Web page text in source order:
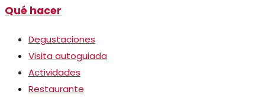
Qué hacer
Degustaciones
Visita autoguiada
Actividades
Restaurante